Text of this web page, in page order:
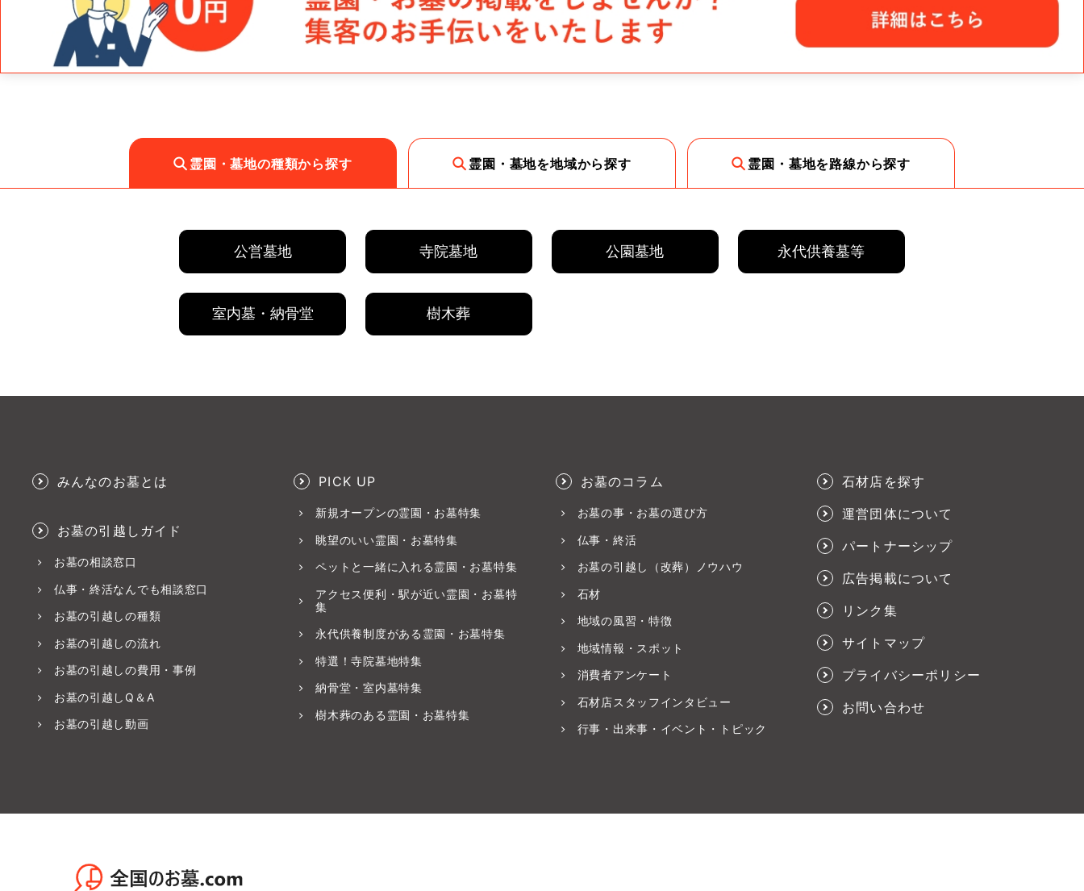
霊園・墓地の種類から探す 霊園・墓地を地域から探す 霊園・墓地を路線から探す
公営墓地 寺院墓地 公園墓地 永代供養墓等
室内墓・納骨堂 樹木葬
みんなのお墓とは
お墓の引越しガイド
お墓の相談窓口
仏事・終活なんでも相談窓口
お墓の引越しの種類
お墓の引越しの流れ
お墓の引越しの費用・事例
お墓の引越しQ＆A
お墓の引越し動画
PICK UP
新規オープンの霊園・お墓特集
眺望のいい霊園・お墓特集
ペットと一緒に入れる霊園・お墓特集
アクセス便利・駅が近い霊園・お墓特
集
永代供養制度がある霊園・お墓特集
特選！寺院墓地特集
納骨堂・室内墓特集
樹木葬のある霊園・お墓特集
お墓のコラム
お墓の事・お墓の選び方
仏事・終活
お墓の引越し（改葬）ノウハウ
石材
地域の風習・特徴
地域情報・スポット
消費者アンケート
石材店スタッフインタビュー
行事・出来事・イベント・トピック
石材店を探す
運営団体について
パートナーシップ
広告掲載について
リンク集
サイトマップ
プライバシーポリシー
お問い合わせ